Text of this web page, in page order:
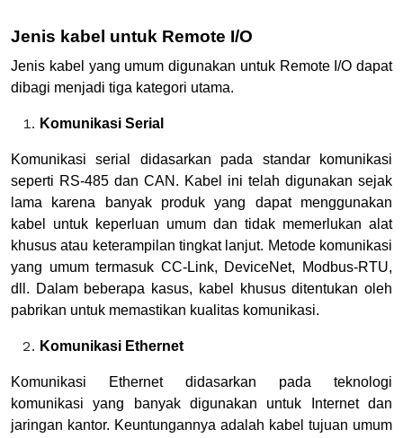
Jenis kabel untuk Remote I/O
Jenis kabel yang umum digunakan untuk Remote I/O dapat
dibagi menjadi tiga kategori utama.
Komunikasi Serial
Komunikasi serial didasarkan pada standar komunikasi
seperti RS-485 dan CAN. Kabel ini telah digunakan sejak
lama karena banyak produk yang dapat menggunakan
kabel untuk keperluan umum dan tidak memerlukan alat
khusus atau keterampilan tingkat lanjut. Metode komunikasi
yang umum termasuk CC-Link, DeviceNet, Modbus-RTU,
dll. Dalam beberapa kasus, kabel khusus ditentukan oleh
pabrikan untuk memastikan kualitas komunikasi.
Komunikasi Ethernet
Komunikasi Ethernet didasarkan pada teknologi
komunikasi yang banyak digunakan untuk Internet dan
jaringan kantor. Keuntungannya adalah kabel tujuan umum